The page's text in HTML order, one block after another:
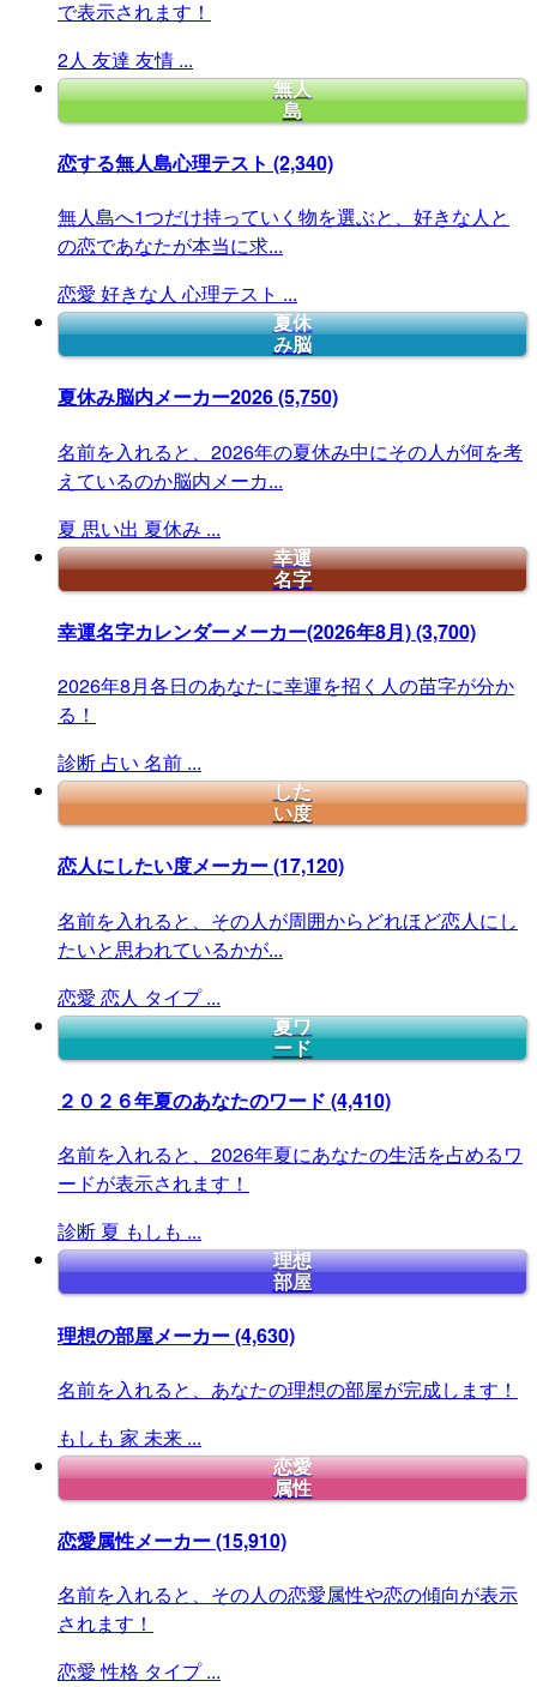
で表示されます！
2人 友達 友情 ...
無人
島
恋する無人島心理テスト (2,340)
無人島へ1つだけ持っていく物を選ぶと、好きな人と
の恋であなたが本当に求...
恋愛 好きな人 心理テスト ...
夏休
み脳
夏休み脳内メーカー2026(5,750)
名前を入れると、2026年の夏休み中にその人が何を考
えているのか脳内メーカ...
夏 思い出 夏休み ...
幸運
名字
幸運名字カレンダーメーカー(2026年8月)(3,700)
2026年8月各日のあなたに幸運を招く人の苗字が分か
る！
診断 占い 名前 ...
した
い度
恋人にしたい度メーカー(17,120)
名前を入れると、その人が周囲からどれほど恋人にし
たいと思われているかが...
恋愛 恋人 タイプ ...
夏ワ
ード
２０２６年夏のあなたのワード (4,410)
名前を入れると、2026年夏にあなたの生活を占めるワ
ードが表示されます！
診断 夏 もしも ...
理想
部屋
理想の部屋メーカー(4,630)
名前を入れると、あなたの理想の部屋が完成します！
もしも 家 未来 ...
恋愛
属性
恋愛属性メーカー(15,910)
名前を入れると、その人の恋愛属性や恋の傾向が表示
されます！
恋愛 性格 タイプ ...